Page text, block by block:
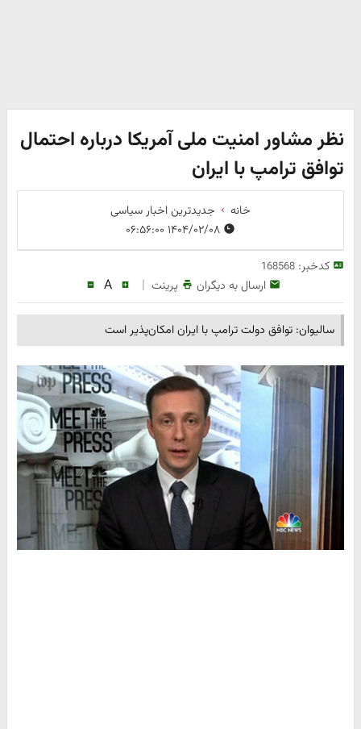
نظر مشاور امنیت ملی آمریکا درباره احتمال
توافق ترامپ با ایران
خانه
جدیدترین اخبار سیاسی
کدخبر:168568
ارسال به دیگران پرینت |
A
سالیوان: توافق دولت ترامپ با ایران امکان‌پذیر است